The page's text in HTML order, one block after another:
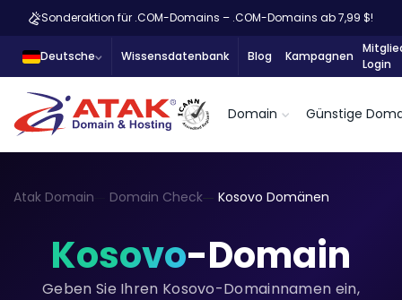
Sonderaktion für .COM-Domains – .COM-Domains ab 7,99 $!
Deutsche Wissensdatenbank Blog Kampagnen
Login
Domain Günstige
Atak Domain Domain Check Kosovo Domänen
Kosovo-Domain
Geben Sie Ihren Kosovo-Domainnamen ein,